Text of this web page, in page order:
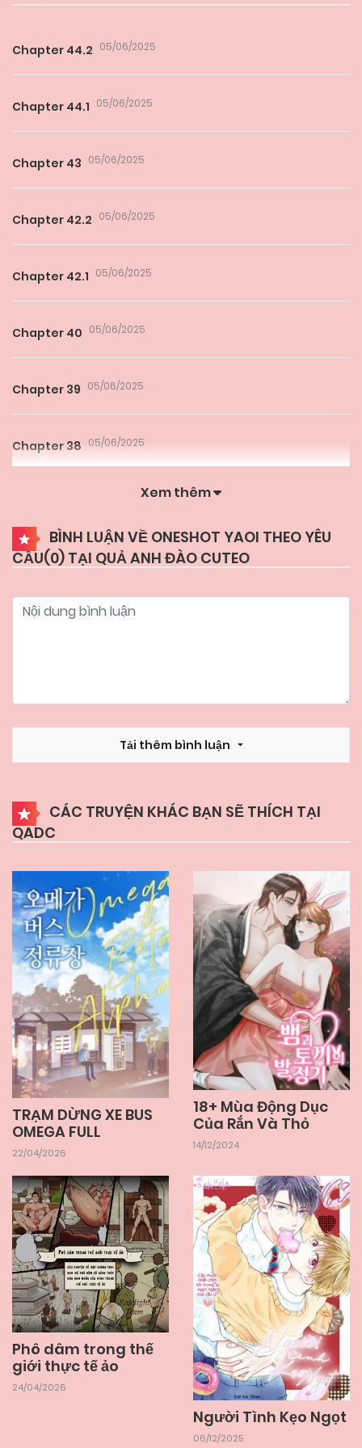
Chapter 44.2 05/06/2025
Chapter 44.1 05/06/2025
Chapter 43 05/06/2025
Chapter 42.2 05/06/2025
Chapter 42.1 05/06/2025
Chapter 40 05/06/2025
Chapter 39 05/06/2025
Chapter 38 05/06/2025
05/06/2025
Chapter 36 05/06/2025
Chapter 35 05/06/2025
Chapter 33 05/06/2025
Chapter 31 05/06/2025
Chapter 30 05/06/2025
Chapter 29 05/06/2025
Chapter 28 05/06/2025
Chapter 27 05/06/2025
Chapter 26 05/06/2025
Chapter 25 05/06/2025
Chapter 24 05/06/2025
Chapter 23 05/06/2025
Chapter 22.2 05/06/2025
Xem thêm
BÌNH LUẬN VỀ ONESHOT YAOI THEO YÊU
CẦU(0) TẠI QUẢ ANH ĐÀO CUTEO
Tải thêm bình luận
CÁC TRUYỆN KHÁC BẠN SẼ THÍCH TẠI
QADC
TRẠM DỪNG XE BUS
OMEGA FULL
22/04/2026
18+ Mùa Động Dục
Của Rắn Và Thỏ
14/12/2024
Phô dâm trong thế
giới thực tế ảo
24/04/2026
Người Tình Kẹo Ngọt
06/12/2025